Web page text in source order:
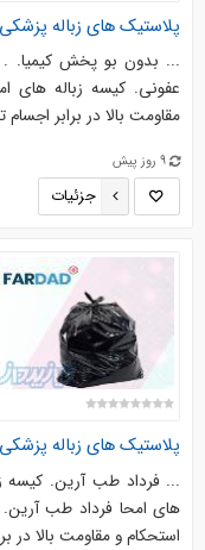
پلاستیک های زباله
... بدون بو پخش کیمیا. .
عفونی. کیسه زباله های
مقاومت بالا در برابر
9 روز پیش
جزئیات
پلاستیک های زباله
... فرداد طب آرین. کیسه
های امحا فرداد طب
استحکام و مقاومت بالا در